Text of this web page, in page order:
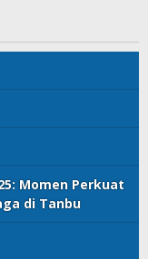
Momen Perkuat
di Tanbu